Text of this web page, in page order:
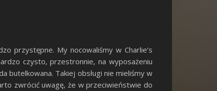
przystępne. My nocowaliśmy w Charlie’s
czysto, przestronnie, na wyposażeniu
butelkowana. Takiej obsługi nie mieliśmy w
zwrócić uwagę, że w przeciwieństwie do